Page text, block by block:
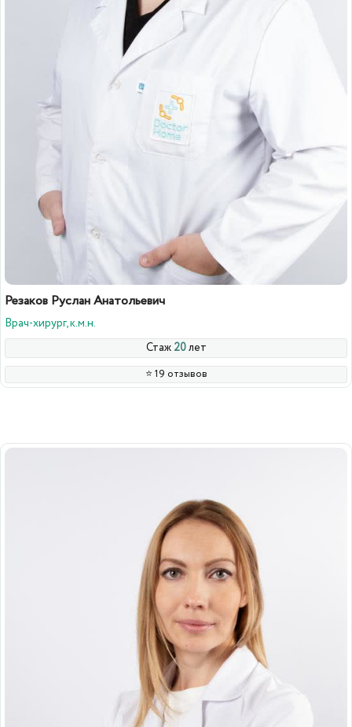
Резаков Руслан Анатольевич
Врач-хирург, к.м.н.
Стаж 20лет
⭐️ 19 отзывов